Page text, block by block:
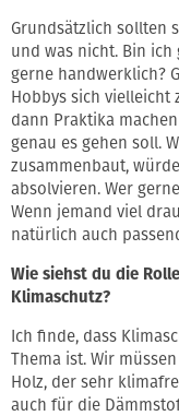
Grundsätzlich sollten
und was nicht. Bin
gerne handwerklich?
Hobbys sich vielleicht
dann Praktika
genau es gehen soll.
zusammenbaut,
absolvieren. Wer
Wenn jemand viel
natürlich auch
Wie siehst du die
Klimaschutz?
Ich finde, dass
Thema ist. Wir
Holz, der sehr
auch für die